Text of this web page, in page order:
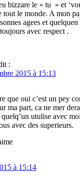
bizzare le « tu » et
tout le monde. A mon
agees et
avec respect .
:
2015 à 15:13
que oui c’est un pey
ma part, ca ne mer
utulise avec
avec des superieurs.
à 15:14